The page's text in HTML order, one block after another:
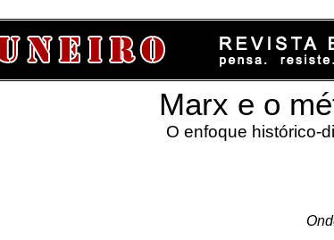
Marx e o
O enfoque histórico-